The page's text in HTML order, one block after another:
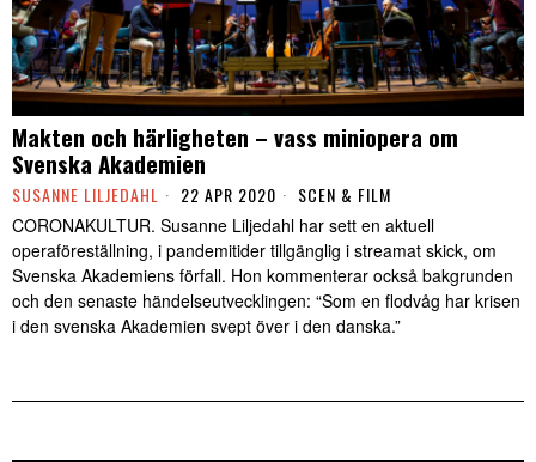
Makten och härligheten – vass miniopera om
Svenska Akademien
SUSANNE LILJEDAHL 22 APR 2020 SCEN & FILM
CORONAKULTUR. Susanne Liljedahl har sett en aktuell
operaföreställning, i pandemitider tillgänglig i streamat skick, om
Svenska Akademiens förfall. Hon kommenterar också bakgrunden
och den senaste händelseutvecklingen: “Som en flodvåg har krisen
i den svenska Akademien svept över i den danska.”